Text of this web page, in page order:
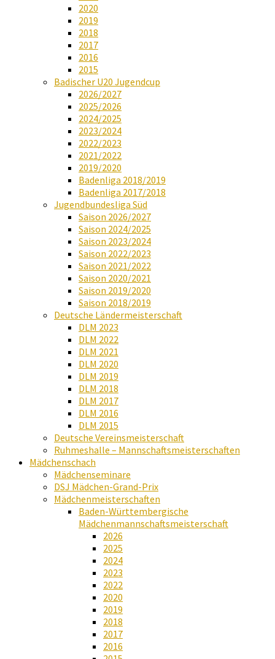
2020
2019
2018
2017
2016
2015
Badischer U20 Jugendcup
2026/2027
2025/2026
2024/2025
2023/2024
2022/2023
2021/2022
2019/2020
Badenliga 2018/2019
Badenliga 2017/2018
Jugendbundesliga Süd
Saison 2026/2027
Saison 2024/2025
Saison 2023/2024
Saison 2022/2023
Saison 2021/2022
Saison 2020/2021
Saison 2019/2020
Saison 2018/2019
Deutsche Ländermeisterschaft
DLM 2023
DLM 2022
DLM 2021
DLM 2020
DLM 2019
DLM 2018
DLM 2017
DLM 2016
DLM 2015
Deutsche Vereinsmeisterschaft
Ruhmeshalle – Mannschaftsmeisterschaften
Mädchenschach
Mädchenseminare
DSJ Mädchen-Grand-Prix
Mädchenmeisterschaften
Baden-Württembergische
Mädchenmannschaftsmeisterschaft
2026
2025
2024
2023
2022
2020
2019
2018
2017
2016